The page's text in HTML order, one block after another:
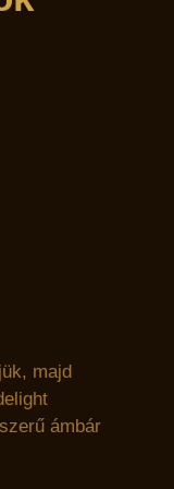
majd
ámbár